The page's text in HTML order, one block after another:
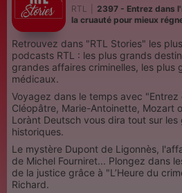
RTL
2397 - Entrez dans
la cruauté pour mieux
Retrouvez dans "RTL Stories" les
podcasts RTL : les plus grands
grandes affaires criminelles, les plus
médicaux.
Voyagez dans le temps avec "Entrez
Cléopâtre, Marie-Antoinette, Mozart
Lorànt Deutsch vous dira tout sur
historiques.
Le mystère Dupont de Ligonnès,
de Michel Fourniret... Plongez dans
de la justice grâce à "L’Heure du
Richard.